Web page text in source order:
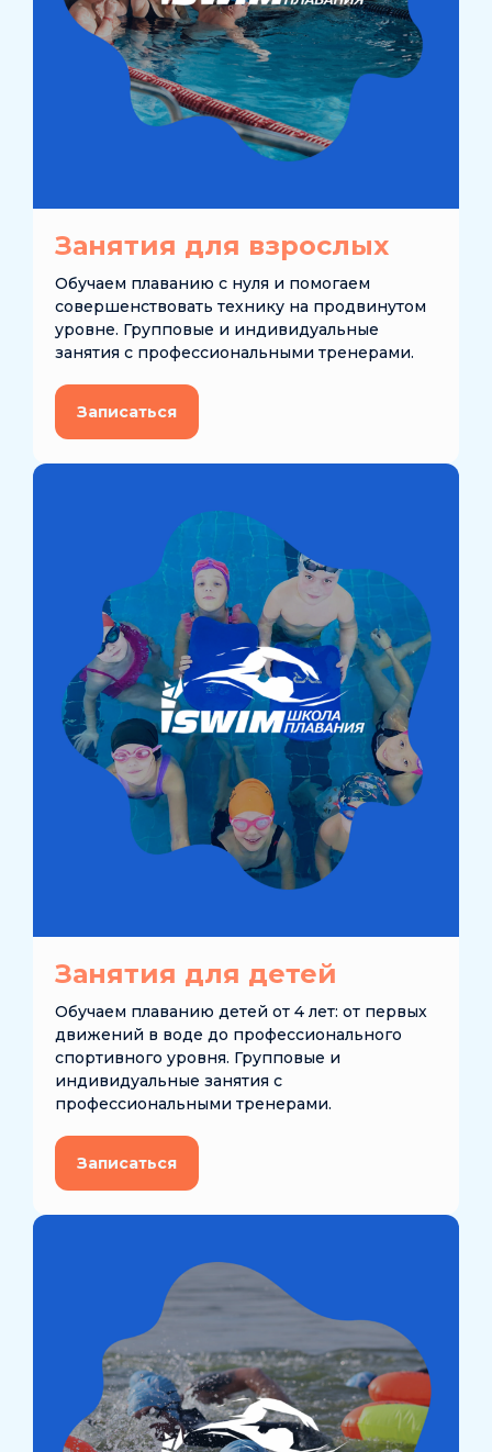
Занятия для взрослых
Обучаем плаванию с нуля и помогаем
совершенствовать технику на продвинутом
уровне. Групповые и индивидуальные
занятия с профессиональными тренерами.
Записаться
Занятия для детей
Обучаем плаванию детей от 4 лет: от первых
движений в воде до профессионального
спортивного уровня. Групповые и
индивидуальные занятия с
профессиональными тренерами.
Записаться